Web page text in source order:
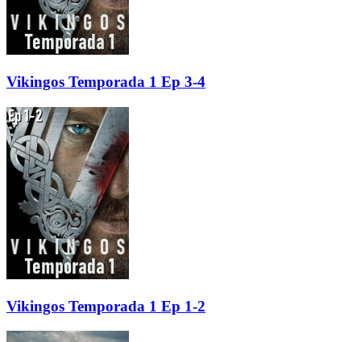
Vikingos Temporada 1 Ep 3-4
Vikingos Temporada 1 Ep 1-2